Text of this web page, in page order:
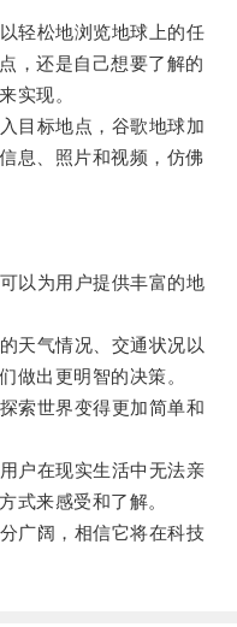
松地浏览地球上的任
，还是自己想要了解的
实现。
标地点，谷歌地球加
息、照片和视频，仿佛
为用户提供丰富的地
气情况、交通状况以
做出更明智的决策。
世界变得更加简单和
在现实生活中无法亲
式来感受和了解。
阔，相信它将在科技